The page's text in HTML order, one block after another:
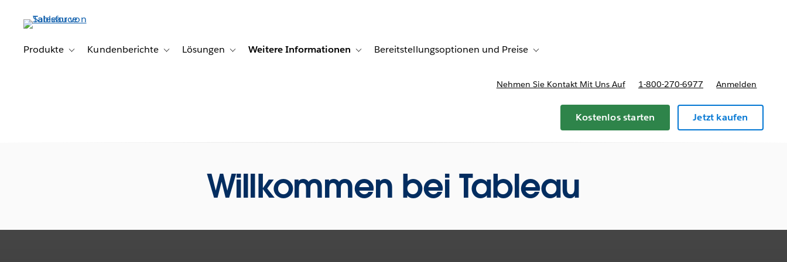
Produkte
Toggle sub-navigation for Produkte
Kundenberichte Toggle sub-navigation for Kundenberichte
Lösungen Toggle sub-navigation for Lösungen
Weitere Informationen Toggle sub-navigation for Weitere Informationen
Bereitstellungsoptionen und Preise Toggle sub-navigation for Bereitstellungsoptionen und Preise
Nehmen Sie Kontakt Mit Uns Auf 1-800-270-6977 Anmelden
Kostenlos starten Jetzt kaufen
Willkommen bei Tableau